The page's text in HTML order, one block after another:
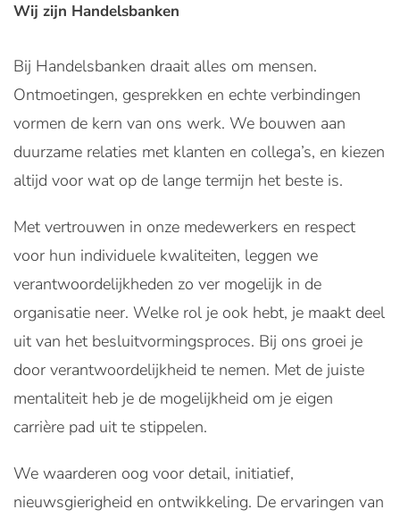
Wij zijn Handelsbanken
Bij Handelsbanken draait alles om mensen.
Ontmoetingen, gesprekken en echte verbindingen
vormen de kern van ons werk. We bouwen aan
duurzame relaties met klanten en collega’s, en kiezen
altijd voor wat op de lange termijn het beste is.
Met vertrouwen in onze medewerkers en respect
voor hun individuele kwaliteiten, leggen we
verantwoordelijkheden zo ver mogelijk in de
organisatie neer. Welke rol je ook hebt, je maakt deel
uit van het besluitvormingsproces. Bij ons groei je
door verantwoordelijkheid te nemen. Met de juiste
mentaliteit heb je de mogelijkheid om je eigen
carrière pad uit te stippelen.
We waarderen oog voor detail, initiatief,
nieuwsgierigheid en ontwikkeling. De ervaringen van